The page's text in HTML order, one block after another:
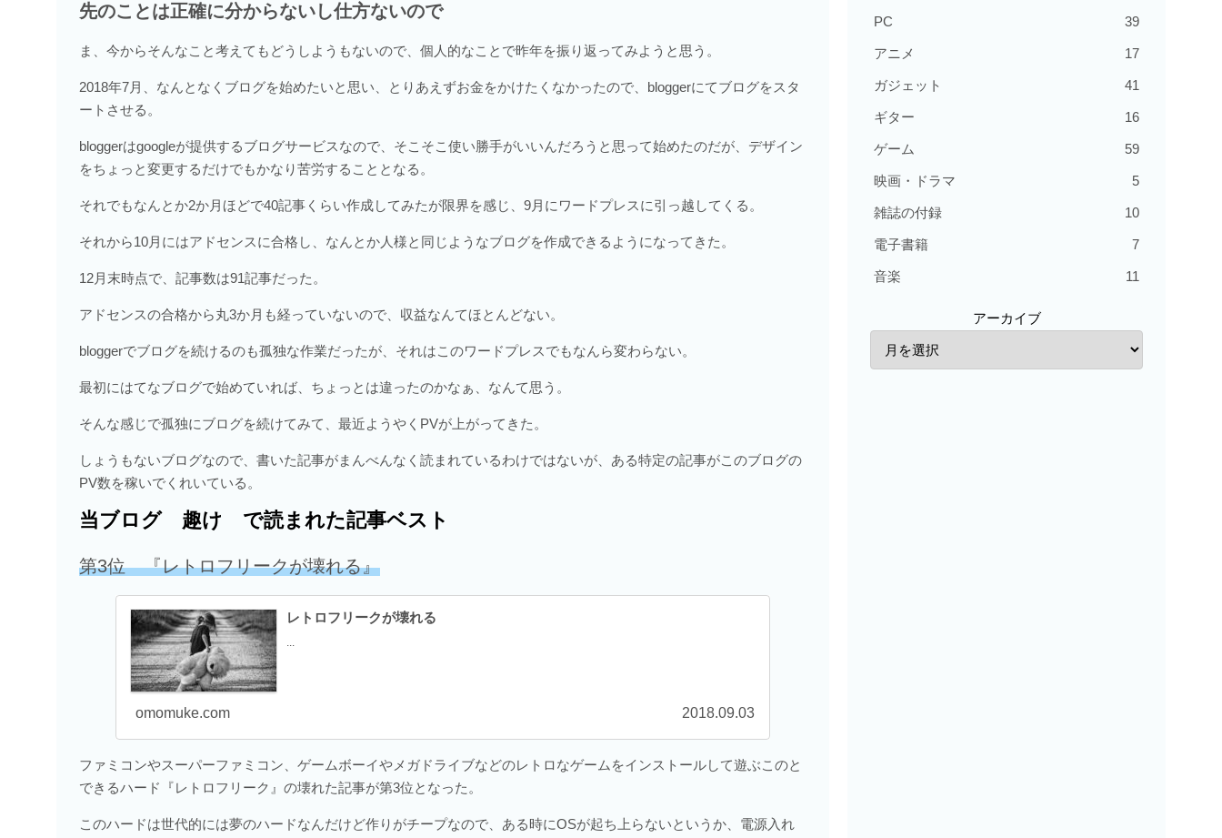
先のことは正確に分からないし仕方ないので
ま、今からそんなこと考えてもどうしようもないので、個人的なことで昨年を振り返ってみようと思う。
2018年7月、なんとなくブログを始めたいと思い、とりあえずお金をかけたくなかったので、bloggerにてブログをスタ
ートさせる。
bloggerはgoogleが提供するブログサービスなので、そこそこ使い勝手がいいんだろうと思って始めたのだが、デザイン
をちょっと変更するだけでもかなり苦労することとなる。
それでもなんとか2か月ほどで40記事くらい作成してみたが限界を感じ、9月にワードプレスに引っ越してくる。
それから10月にはアドセンスに合格し、なんとか人様と同じようなブログを作成できるようになってきた。
12月末時点で、記事数は91記事だった。
アドセンスの合格から丸3か月も経っていないので、収益なんてほとんどない。
bloggerでブログを続けるのも孤独な作業だったが、それはこのワードプレスでもなんら変わらない。
最初にはてなブログで始めていれば、ちょっとは違ったのかなぁ、なんて思う。
そんな感じで孤独にブログを続けてみて、最近ようやくPVが上がってきた。
しょうもないブログなので、書いた記事がまんべんなく読まれているわけではないが、ある特定の記事がこのブログの
PV数を稼いでくれいている。
当ブログ 趣け で読まれた記事ベスト
第3位 『レトロフリークが壊れる』
レトロフリークが壊れる
omomuke.com 2018.09.03
ファミコンやスーパーファミコン、ゲームボーイやメガドライブなどのレトロなゲームをインストールして遊ぶこのと
できるハード『レトロフリーク』の壊れた記事が第3位となった。
このハードは世代的には夢のハードなんだけど作りがチープなので、ある時にOSが起ち上らないというか、電源入れ
PC 39
アニメ 17
ガジェット 41
ギター 16
ゲーム 59
映画・ドラマ 5
雑誌の付録 10
電子書籍 7
音楽 11
アーカイブ